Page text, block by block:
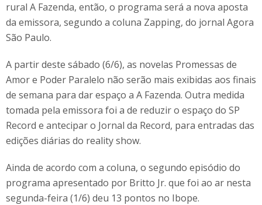
rural A Fazenda, então, o programa será a nova aposta
da emissora, segundo a coluna Zapping, do jornal Agora
São Paulo.
A partir deste sábado (6/6), as novelas Promessas de
Amor e Poder Paralelo não serão mais exibidas aos finais
de semana para dar espaço a A Fazenda. Outra medida
tomada pela emissora foi a de reduzir o espaço do SP
Record e antecipar o Jornal da Record, para entradas das
edições diárias do reality show.
Ainda de acordo com a coluna, o segundo episódio do
programa apresentado por Britto Jr. que foi ao ar nesta
segunda-feira (1/6) deu 13 pontos no Ibope.